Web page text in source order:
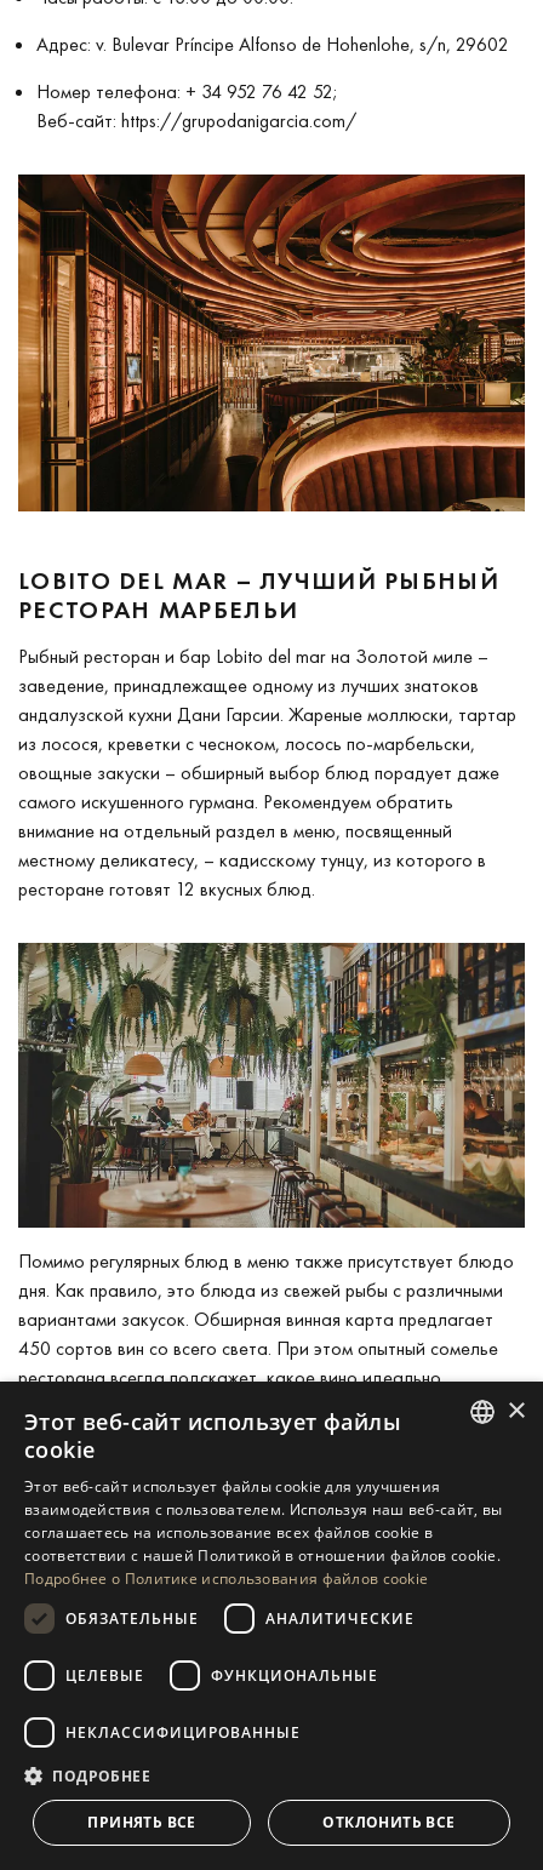
Адрес: v. Bulevar Príncipe Alfonso de Hohenlohe, s/n, 29602
Номер телефона: + 34 952 76 42 52;
Веб-сайт: https://grupodanigarcia.com/
LOBITO DEL MAR – ЛУЧШИЙ РЫБНЫЙ
РЕСТОРАН МАРБЕЛЬИ
Рыбный ресторан и бар Lobito del mar на Золотой миле –
заведение, принадлежащее одному из лучших знатоков
андалузской кухни Дани Гарсии. Жареные моллюски, тартар
из лосося, креветки с чесноком, лосось по-марбельски,
овощные закуски – обширный выбор блюд порадует даже
самого искушенного гурмана. Рекомендуем обратить
внимание на отдельный раздел в меню, посвященный
местному деликатесу, – кадисскому тунцу, из которого в
ресторане готовят 12 вкусных блюд.
Помимо регулярных блюд в меню также присутствует блюдо
дня. Как правило, это блюда из свежей рыбы с различными
вариантами закусок. Обширная винная карта предлагает
450 сортов вин со всего света. При этом опытный сомелье
ресторана всегда подскажет, какое вино идеально
стоимость блюд: 5–60 евро;
время работы: с 13:00 до 16:00 и с 20:00 до 00:00.
адрес: Av. Bulevar Príncipe Alfonso de Hohenlohe, 178;
телефон: +34 951 554 554;
de-mar/lobito-de-mar-marbella/
AMORЕ & FANTASIA – ЛУЧШИЙ
РЕСТОРАН С ИТАЛЬЯНСКОЙ КУХНЕЙ В
МАРБЕЛЬЕ
SPANISH
GERMAN
DUTCH
×
Этот веб-сайт использует файлы
cookie
Этот веб-сайт использует файлы cookie для улучшения
взаимодействия с пользователем. Используя наш веб-сайт, вы
соглашаетесь на использование всех файлов cookie в
соответствии с нашей Политикой в ​​отношении файлов cookie.
Подробнее о Политике использования файлов cookie
ОБЯЗАТЕЛЬНЫЕ
АНАЛИТИЧЕСКИЕ
ЦЕЛЕВЫЕ ФУНКЦИОНАЛЬНЫЕ
НЕКЛАССИФИЦИРОВАННЫЕ
ПОДРОБНЕЕ
ПРИНЯТЬ ВСЕ ОТКЛОНИТЬ ВСЕ